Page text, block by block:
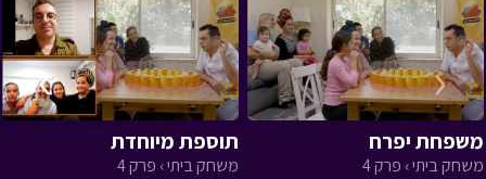
משפחת יפרח
משחק ביתי › פרק 4
תוספת מיוחדת
משחק ביתי › פרק 4
‹
›